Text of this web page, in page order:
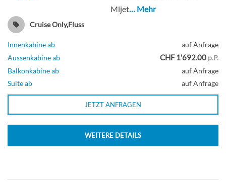
Mljet… Mehr
Cruise Only,Fluss
Innenkabine ab
auf Anfrage
Aussenkabine ab
CHF 1'692.00 p.P.
Balkonkabine ab
auf Anfrage
Suite ab
auf Anfrage
JETZT ANFRAGEN
WEITERE DETAILS